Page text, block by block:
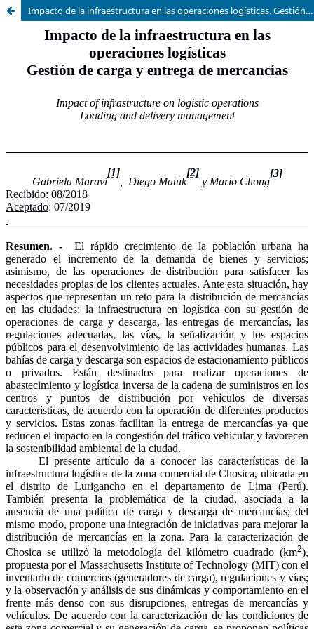
Impacto de la infraestructura en las operaciones logísticas. Gestión de carga y entrega de mercancías